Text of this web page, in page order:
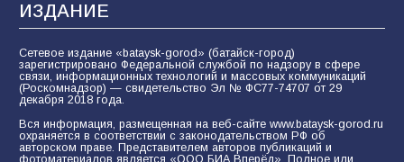
ИЗДАНИЕ
Сетевое издание «bataysk-gorod» (батайск-город)
зарегистрировано Федеральной службой по надзору в сфере
связи, информационных технологий и массовых коммуникаций
(Роскомнадзор) — свидетельство Эл № ФС77-74707 от 29
декабря 2018 года.
Вся информация, размещенная на веб-сайте www.bataysk-gorod.ru
охраняется в соответствии с законодательством РФ об
авторском праве. Представителем авторов публикаций и